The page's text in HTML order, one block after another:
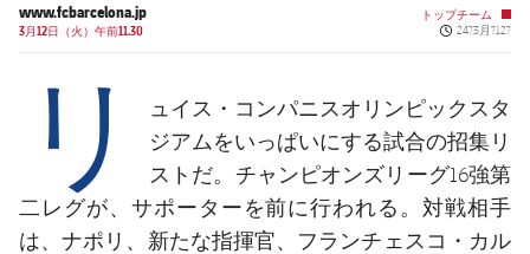
結果
順位表
スケジュール
チケット
結果
順位表
トップチーム
plusicon
label.aria.plus
スケジュール
チケット
www.fcbarcelona.jp
3月12日（火）午前11.30
トップチーム
Published
24?3月?12?
リ
ュイス・コンパニスオリンピックスタ
ジアムをいっぱいにする試合の招集リ
ストだ。チャンピオンズリーグ16強第
二レグが、サポーターを前に行われる。対戦相手
は、ナポリ、新たな指揮官、フランチェスコ・カル